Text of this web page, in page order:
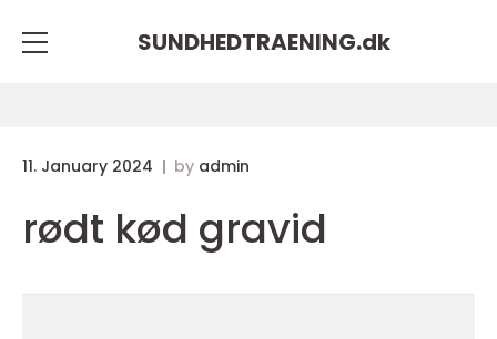
SUNDHEDTRAENING.dk
11. January 2024 by admin
rødt kød gravid